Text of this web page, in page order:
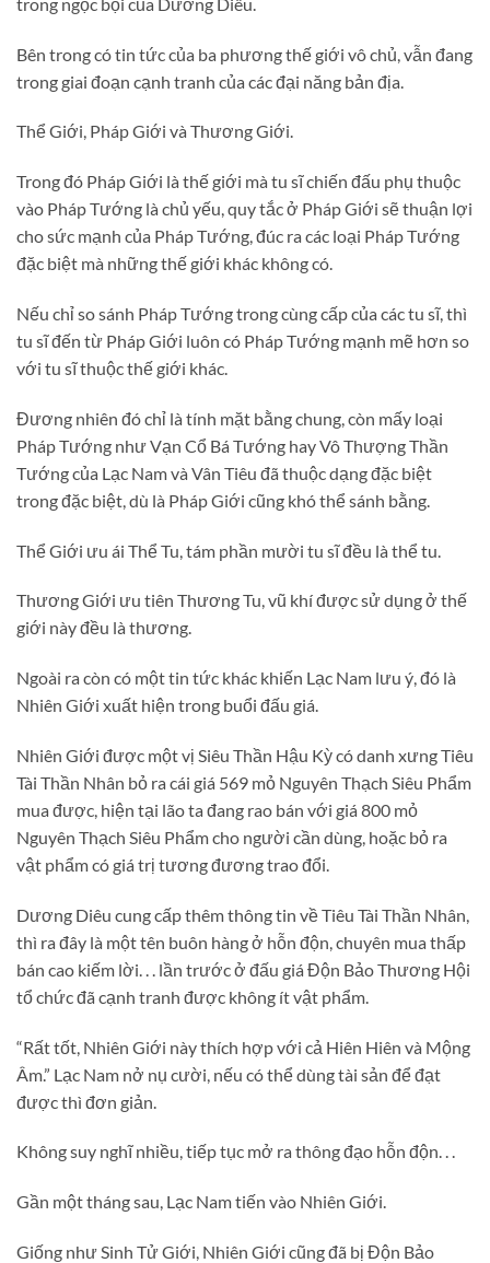
Bên trong có tin tức của ba phương thế giới vô chủ, vẫn đang
trong giai đoạn cạnh tranh của các đại năng bản địa.
Thể Giới, Pháp Giới và Thương Giới.
Trong đó Pháp Giới là thế giới mà tu sĩ chiến đấu phụ thuộc
vào Pháp Tướng là chủ yếu, quy tắc ở Pháp Giới sẽ thuận lợi
cho sức mạnh của Pháp Tướng, đúc ra các loại Pháp Tướng
đặc biệt mà những thế giới khác không có.
Nếu chỉ so sánh Pháp Tướng trong cùng cấp của các tu sĩ, thì
tu sĩ đến từ Pháp Giới luôn có Pháp Tướng mạnh mẽ hơn so
với tu sĩ thuộc thế giới khác.
Đương nhiên đó chỉ là tính mặt bằng chung, còn mấy loại
Pháp Tướng như Vạn Cổ Bá Tướng hay Vô Thượng Thần
Tướng của Lạc Nam và Vân Tiêu đã thuộc dạng đặc biệt
trong đặc biệt, dù là Pháp Giới cũng khó thể sánh bằng.
Thể Giới ưu ái Thể Tu, tám phần mười tu sĩ đều là thể tu.
Thương Giới ưu tiên Thương Tu, vũ khí được sử dụng ở thế
giới này đều là thương.
Ngoài ra còn có một tin tức khác khiến Lạc Nam lưu ý, đó là
Nhiên Giới xuất hiện trong buổi đấu giá.
Nhiên Giới được một vị Siêu Thần Hậu Kỳ có danh xưng Tiêu
Tài Thần Nhân bỏ ra cái giá 569 mỏ Nguyên Thạch Siêu Phẩm
mua được, hiện tại lão ta đang rao bán với giá 800 mỏ
Nguyên Thạch Siêu Phẩm cho người cần dùng, hoặc bỏ ra
vật phẩm có giá trị tương đương trao đổi.
Dương Diêu cung cấp thêm thông tin về Tiêu Tài Thần Nhân,
thì ra đây là một tên buôn hàng ở hỗn độn, chuyên mua thấp
bán cao kiếm lời. . . lần trước ở đấu giá Độn Bảo Thương Hội
tổ chức đã cạnh tranh được không ít vật phẩm.
“Rất tốt, Nhiên Giới này thích hợp với cả Hiên Hiên và Mộng
Âm.” Lạc Nam nở nụ cười, nếu có thể dùng tài sản để đạt
được thì đơn giản.
Không suy nghĩ nhiều, tiếp tục mở ra thông đạo hỗn độn. . .
Gần một tháng sau, Lạc Nam tiến vào Nhiên Giới.
Giống như Sinh Tử Giới, Nhiên Giới cũng đã bị Độn Bảo